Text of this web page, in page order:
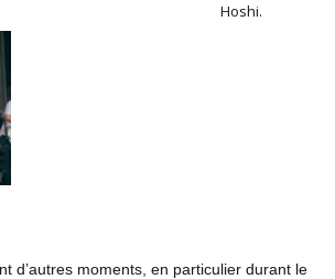
Hoshi.
d’autres moments, en particulier durant le